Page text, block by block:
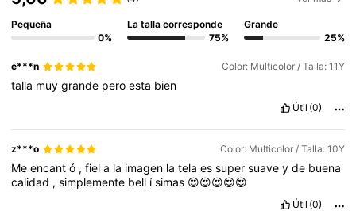
Pequeña
0%
La talla corresponde
75%
Grande
25%
e***n Color: Multicolor / Talla: 11Y
talla muygrande peroesta bien
Útil (0)
z***o Color: Multicolor / Talla: 10Y
Meencantó ,fiela la imagen latelaessupersuaveyde buena
calidad ,simplemente bell ísimas 😍😍😍😍😍
Útil (0)